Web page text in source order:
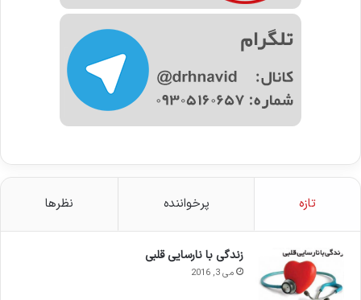
تازه پرخواننده نظرها
زندگی با نارسایی قلبی
می 3, 2016